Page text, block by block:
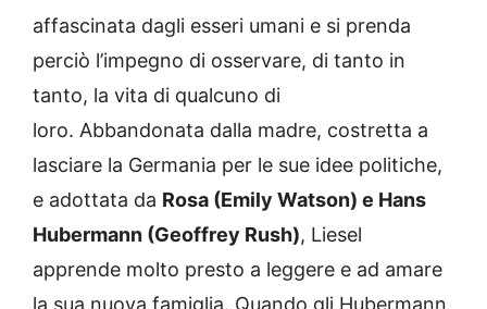
affascinata dagli esseri umani e si prenda
perciò l’impegno di osservare, di tanto in
tanto, la vita di qualcuno di
loro. Abbandonata dalla madre, costretta a
lasciare la Germania per le sue idee politiche,
e adottata da Rosa (Emily Watson) e Hans
Hubermann (Geoffrey Rush), Liesel
apprende molto presto a leggere e ad amare